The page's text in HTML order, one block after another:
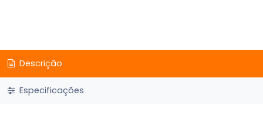
Descrição
Especificações